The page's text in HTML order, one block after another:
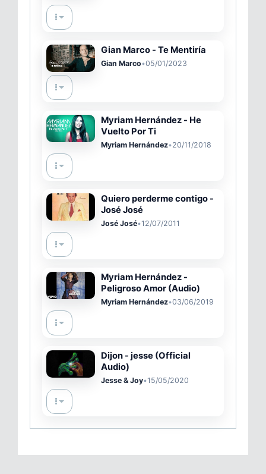
Gian Marco - Te Mentiría
Gian Marco•05/01/2023
Myriam Hernández - He
Vuelto Por Ti
Myriam Hernández•20/11/2018
Quiero perderme contigo -
José José
José José•12/07/2011
Myriam Hernández -
Peligroso Amor (Audio)
Myriam Hernández•03/06/2019
Dijon - jesse (Official
Audio)
Jesse & Joy•15/05/2020